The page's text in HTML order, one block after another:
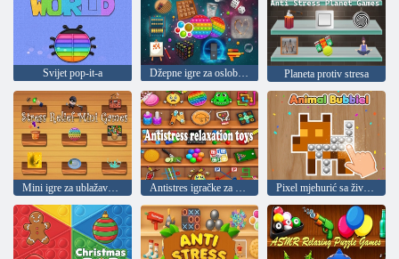
Svijet pop-it-a Džepne igre za oslobađanje od stresa Planeta protiv stresa
Mini igre za ublažavanje stresa Antistres igračke za opuštanje Pixel mjehurić sa životinjama